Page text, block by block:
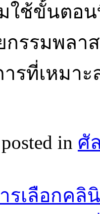
ใช้ขั้นตอ
กรรมพล
ารที่เหมา
in ศั
รเลือกค